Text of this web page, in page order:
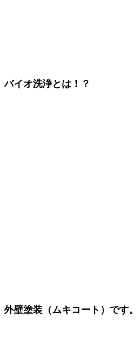
バイオ洗浄とは！？
外壁塗装（ムキコート）です。